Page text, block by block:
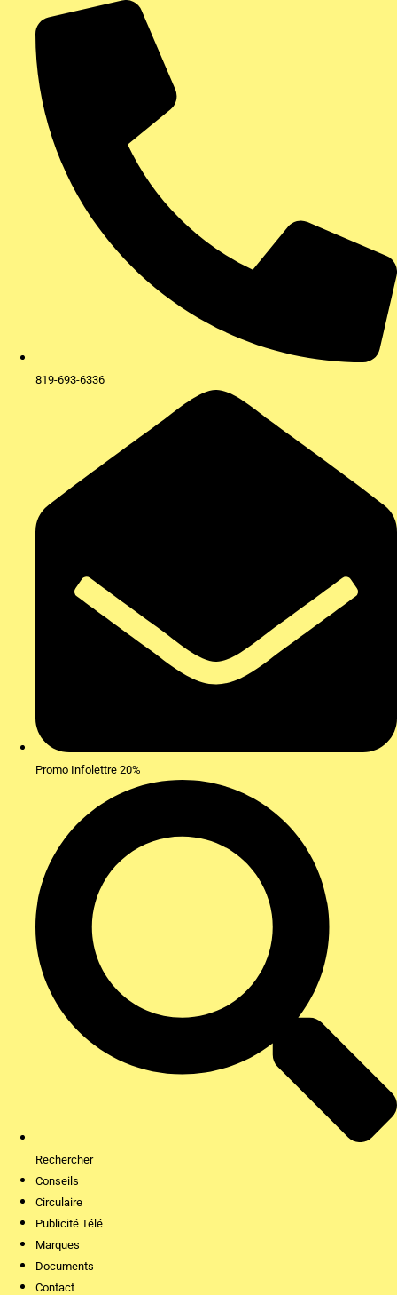
contenu
819-693-6336
Promo Infolettre 20%
Rechercher
Conseils
Circulaire
Publicité Télé
Marques
Documents
Contact